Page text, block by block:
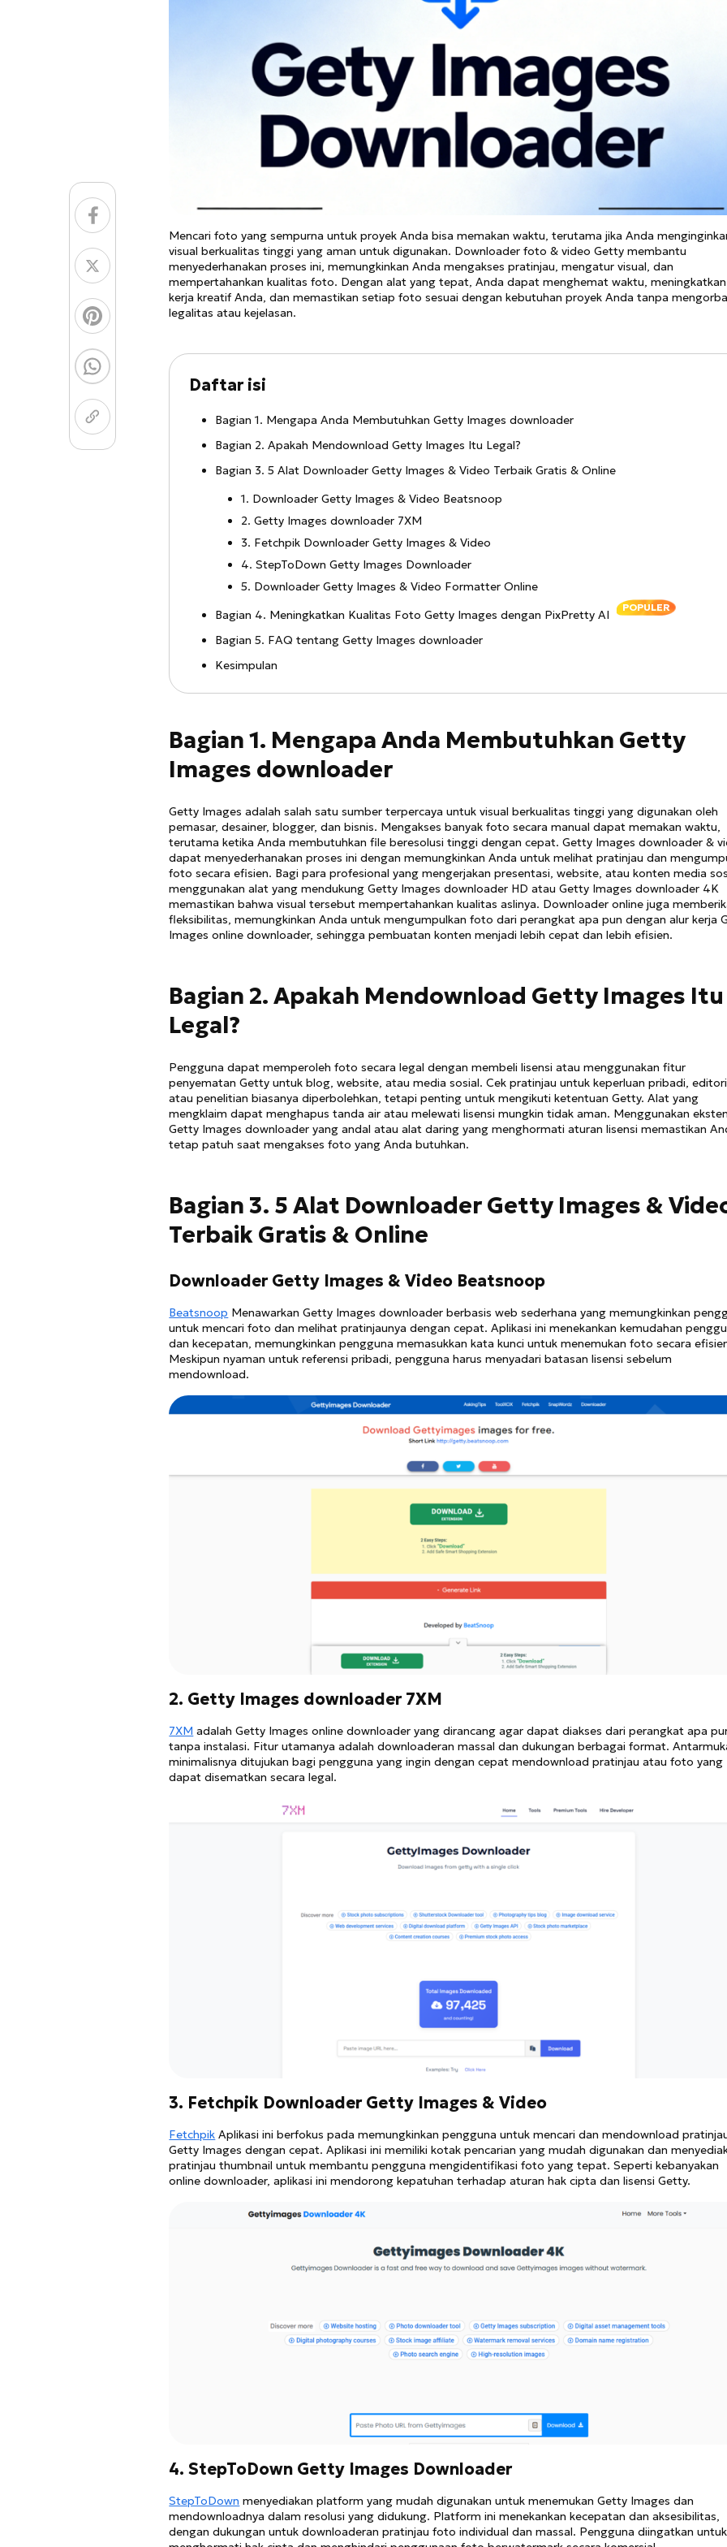
Mencari foto yang sempurna untuk proyek Anda bisa memakan waktu, terutama jika Anda
visual berkualitas tinggi yang aman untuk digunakan. Downloader foto & video Getty membantu
menyederhanakan proses ini, memungkinkan Anda mengakses pratinjau, mengatur visual, dan
mempertahankan kualitas foto. Dengan alat yang tepat, Anda dapat menghemat waktu,
kerja kreatif Anda, dan memastikan setiap foto sesuai dengan kebutuhan proyek Anda tanpa
legalitas atau kejelasan.
Daftar isi
Bagian 1. Mengapa Anda Membutuhkan Getty Images downloader
Bagian 2. Apakah Mendownload Getty Images Itu Legal?
Bagian 3. 5 Alat Downloader Getty Images & Video Terbaik Gratis & Online
1. Downloader Getty Images & Video Beatsnoop
2. Getty Images downloader 7XM
3. Fetchpik Downloader Getty Images & Video
4. StepToDown Getty Images Downloader
5. Downloader Getty Images & Video Formatter Online
Bagian 4. Meningkatkan Kualitas Foto Getty Images dengan PixPretty AI
POPULER
Bagian 5. FAQ tentang Getty Images downloader
Kesimpulan
Bagian 1. Mengapa Anda Membutuhkan Getty
Images downloader
Getty Images adalah salah satu sumber terpercaya untuk visual berkualitas tinggi yang digunakan oleh
pemasar, desainer, blogger, dan bisnis. Mengakses banyak foto secara manual dapat memakan waktu,
terutama ketika Anda membutuhkan file beresolusi tinggi dengan cepat. Getty Images downloader &
dapat menyederhanakan proses ini dengan memungkinkan Anda untuk melihat pratinjau dan
foto secara efisien. Bagi para profesional yang mengerjakan presentasi, website, atau konten media
menggunakan alat yang mendukung Getty Images downloader HD atau Getty Images downloader 4K
memastikan bahwa visual tersebut mempertahankan kualitas aslinya. Downloader online juga
fleksibilitas, memungkinkan Anda untuk mengumpulkan foto dari perangkat apa pun dengan alur kerja
Images online downloader, sehingga pembuatan konten menjadi lebih cepat dan lebih efisien.
Bagian 2. Apakah Mendownload Getty Images Itu
Legal?
Pengguna dapat memperoleh foto secara legal dengan membeli lisensi atau menggunakan fitur
penyematan Getty untuk blog, website, atau media sosial. Cek pratinjau untuk keperluan pribadi,
atau penelitian biasanya diperbolehkan, tetapi penting untuk mengikuti ketentuan Getty. Alat yang
mengklaim dapat menghapus tanda air atau melewati lisensi mungkin tidak aman. Menggunakan
Getty Images downloader yang andal atau alat daring yang menghormati aturan lisensi memastikan
tetap patuh saat mengakses foto yang Anda butuhkan.
Bagian 3. 5 Alat Downloader Getty Images &
Terbaik Gratis & Online
Downloader Getty Images & Video Beatsnoop
Beatsnoop Menawarkan Getty Images downloader berbasis web sederhana yang memungkinkan
untuk mencari foto dan melihat pratinjaunya dengan cepat. Aplikasi ini menekankan kemudahan
dan kecepatan, memungkinkan pengguna memasukkan kata kunci untuk menemukan foto secara
Meskipun nyaman untuk referensi pribadi, pengguna harus menyadari batasan lisensi sebelum
mendownload.
2. Getty Images downloader 7XM
7XM adalah Getty Images online downloader yang dirancang agar dapat diakses dari perangkat apa
tanpa instalasi. Fitur utamanya adalah downloaderan massal dan dukungan berbagai format.
minimalisnya ditujukan bagi pengguna yang ingin dengan cepat mendownload pratinjau atau foto yang
dapat disematkan secara legal.
3. Fetchpik Downloader Getty Images & Video
Fetchpik Aplikasi ini berfokus pada memungkinkan pengguna untuk mencari dan mendownload
Getty Images dengan cepat. Aplikasi ini memiliki kotak pencarian yang mudah digunakan dan
pratinjau thumbnail untuk membantu pengguna mengidentifikasi foto yang tepat. Seperti kebanyakan
online downloader, aplikasi ini mendorong kepatuhan terhadap aturan hak cipta dan lisensi Getty.
4. StepToDown Getty Images Downloader
StepToDown menyediakan platform yang mudah digunakan untuk menemukan Getty Images dan
mendownloadnya dalam resolusi yang didukung. Platform ini menekankan kecepatan dan aksesibilitas,
dengan dukungan untuk downloaderan pratinjau foto individual dan massal. Pengguna diingatkan untuk